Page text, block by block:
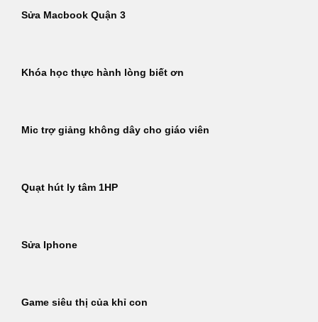
Sửa Macbook Quận 3
Khóa học thực hành lòng biết ơn
Mic trợ giảng không dây cho giáo viên
Quạt hút ly tâm 1HP
Sửa Iphone
Game siêu thị của khỉ con